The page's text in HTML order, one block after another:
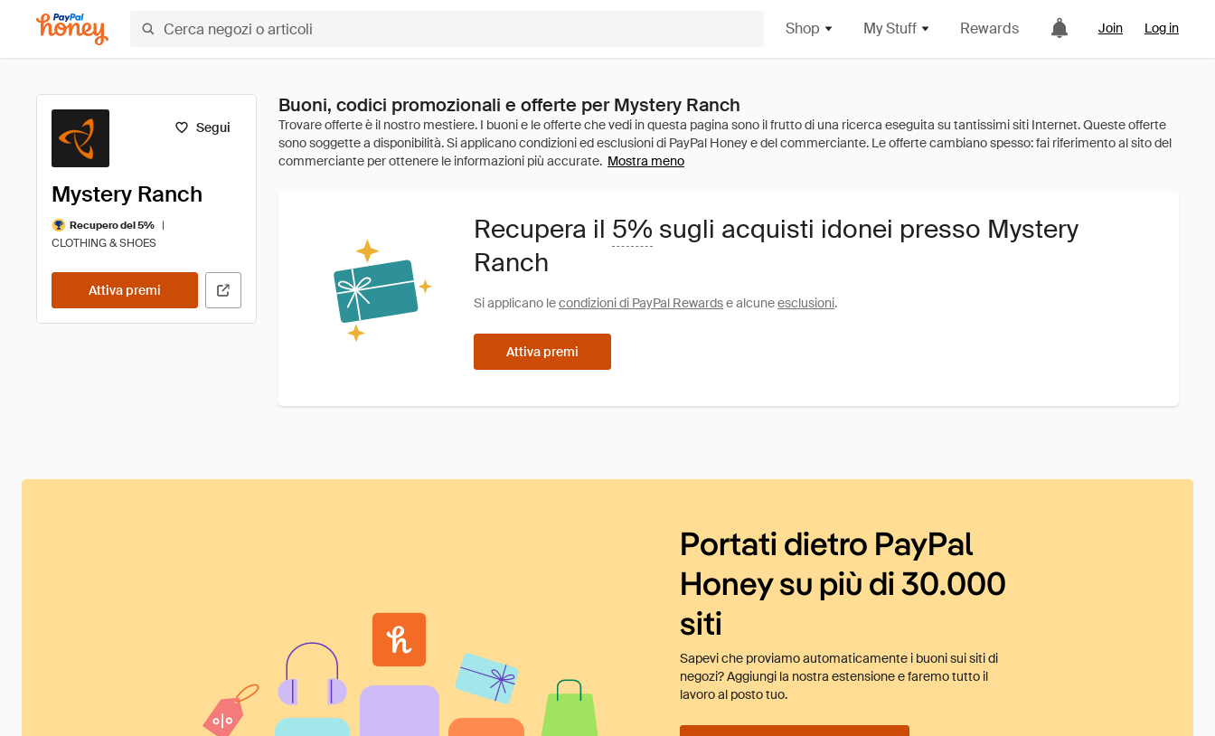
Shop My Stuff Rewards Join Log in
Segui
Mystery Ranch
Recupero del 5%
|
CLOTHING & SHOES
Attiva premi
Buoni, codici promozionali e offerte per Mystery Ranch
Mostra meno
Recupera il 5% sugli acquisti idonei presso Mystery
Ranch
Si applicano lecondizioni di PayPal Rewardse alcuneesclusioni.
Attiva premi
Portati dietro PayPal
Honey su più di 30.000
siti
Sapevi che proviamo automaticamente i buoni sui siti di
negozi? Aggiungi la nostra estensione e faremo tutto il
lavoro al posto tuo.